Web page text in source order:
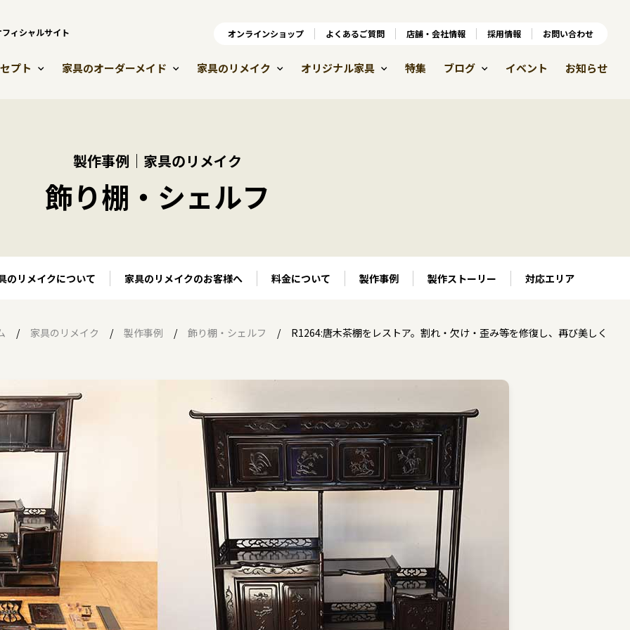
ィシャルサイト オンラインショップ よくあるご質問 店舗・会社情報 採用情報
プト 家具のオーダーメイド 家具のリメイク オリジナル家具 特集 ブログ イベント お知らせ
オンラインショップ よくあるご質問 店舗・会社情報 採用情報 お問い合わせ
製作事例｜家具のリメイク
飾り棚・シェルフ
のリメイクについて 家具のリメイクのお客様へ 料金について 製作事例 製作ストーリー 対応エリア
家具のリメイク 製作事例 飾り棚・シェルフ R1264:唐木茶棚をレストア。割れ・欠け・歪み等を修復し、再び美しく